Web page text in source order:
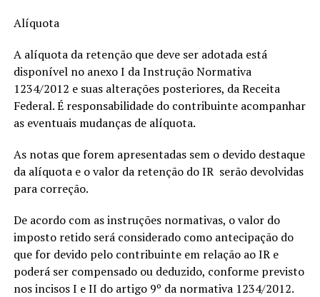
Alíquota
A alíquota da retenção que deve ser adotada está
disponível no anexo I da Instrução Normativa
1234/2012 e suas alterações posteriores, da Receita
Federal. É responsabilidade do contribuinte acompanhar
as eventuais mudanças de alíquota.
As notas que forem apresentadas sem o devido destaque
da alíquota e o valor da retenção do IR serão devolvidas
para correção.
De acordo com as instruções normativas, o valor do
imposto retido será considerado como antecipação do
que for devido pelo contribuinte em relação ao IR e
poderá ser compensado ou deduzido, conforme previsto
nos incisos I e II do artigo 9º da normativa 1234/2012.